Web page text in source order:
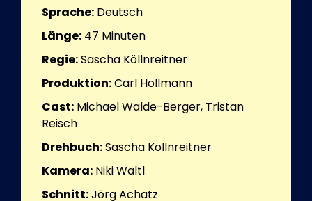
Sprache: Deutsch
Länge: 47 Minuten
Regie:Sascha Köllnreitner
Produktion:Carl Hollmann
Cast: Michael Walde-Berger, Tristan
Reisch
Drehbuch:Sascha Köllnreitner
Kamera: Niki Waltl
Schnitt:Jörg Achatz